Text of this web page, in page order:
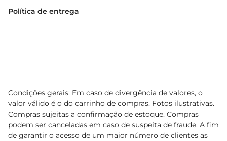
Política de entrega
Condições gerais: Em caso de divergência de valores, o
valor válido é o do carrinho de compras. Fotos ilustrativas.
Compras sujeitas a confirmação de estoque. Compras
podem ser canceladas em caso de suspeita de fraude. A fim
de garantir o acesso de um maior número de clientes as